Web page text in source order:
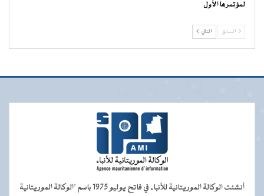
لمؤتمرها الأول
السابق التالي
أنشئت الوكالة الموريتانية للأنباء في فاتح يوليو 1975 باسم "الوكالة الموريتانية